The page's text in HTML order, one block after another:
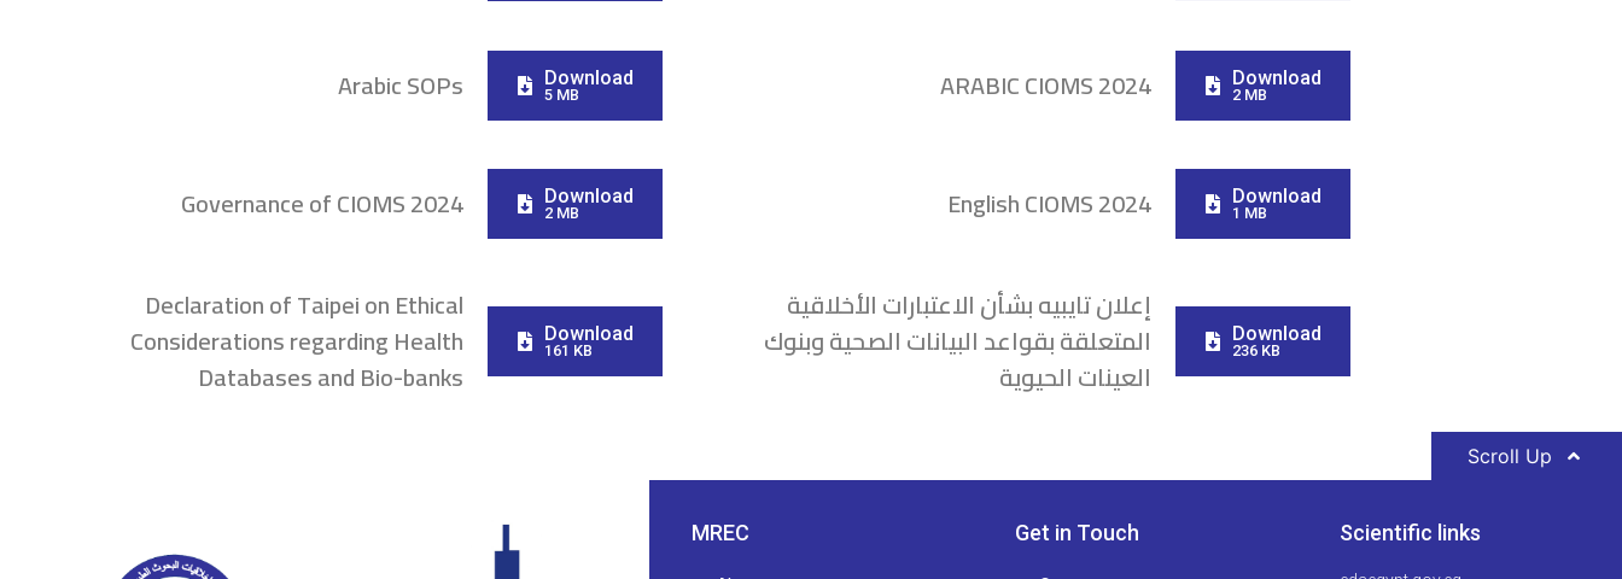
Arabic SOPs Download
5 MB ARABIC CIOMS 2024 Download
2 MB
Governance of CIOMS 2024 Download
2 MB English CIOMS 2024 Download
1 MB
Declaration of Taipei on Ethical
Considerations regarding Health
Databases and Bio-banks
Download
161 KB
إعلان تايبيه بشأن الاعتبارات الأخلاقية
المتعلقة بقواعد البيانات الصحية وبنوك
العينات الحيوية
Download
236 KB
Scroll Up
MREC Get in Touch Scientific links